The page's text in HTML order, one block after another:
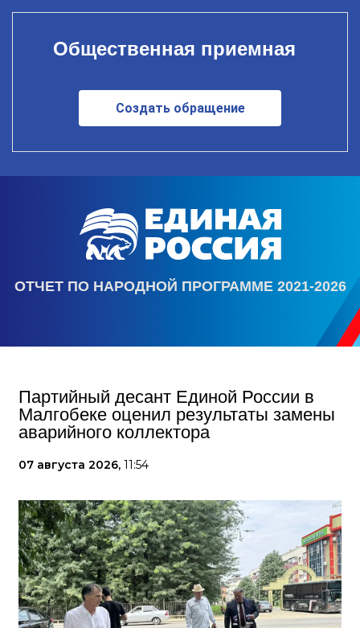
Общественная приемная
Создать обращение
ОТЧЕТ ПО НАРОДНОЙ ПРОГРАММЕ 2021-2026
Партийный десант Единой России в
Малгобеке оценил результаты замены
аварийного коллектора
07 августа 2026, 11:54